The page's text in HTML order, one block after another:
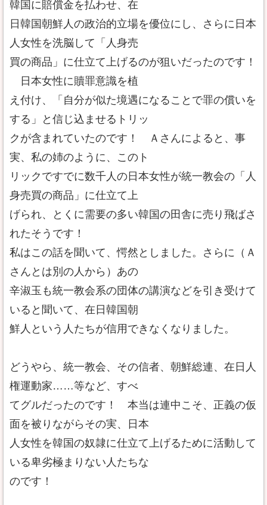
韓国に賠償金を払わせ、在
日韓国朝鮮人の政治的立場を優位にし、さらに日本
人女性を洗脳して「人身売
買の商品」に仕立て上げるのが狙いだったのです！
日本女性に贖罪意識を植
え付け、「自分が似た境遇になることで罪の償いを
する」と信じ込ませるトリッ
クが含まれていたのです！ Ａさんによると、事
実、私の姉のように、このト
リックですでに数千人の日本女性が統一教会の「人
身売買の商品」に仕立て上
げられ、とくに需要の多い韓国の田舎に売り飛ばさ
れたそうです！
私はこの話を聞いて、愕然としました。さらに（Ａ
さんとは別の人から）あの
辛淑玉も統一教会系の団体の講演などを引き受けて
いると聞いて、在日韓国朝
鮮人という人たちが信用できなくなりました。
どうやら、統一教会、その信者、朝鮮総連、在日人
権運動家……等など、すべ
てグルだったのです！ 本当は連中こそ、正義の仮
面を被りながらその実、日本
人女性を韓国の奴隷に仕立て上げるために活動して
いる卑劣極まりない人たちな
のです！